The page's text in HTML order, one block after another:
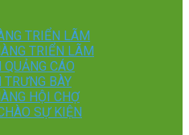
TRIỂN LÃM
TRIỂN LÃM
CÁO
BÀY
HỘI CHỢ
SỰ KIỆN